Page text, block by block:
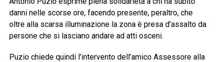
danni nelle scorse ore, facendo presente, peraltro, che
oltre alla scarsa illuminazione la zona è presa d’assalto da
persone che si lasciano andare ad atti osceni.
Puzio chiede quindi l’intervento dell’amico Assessore alla